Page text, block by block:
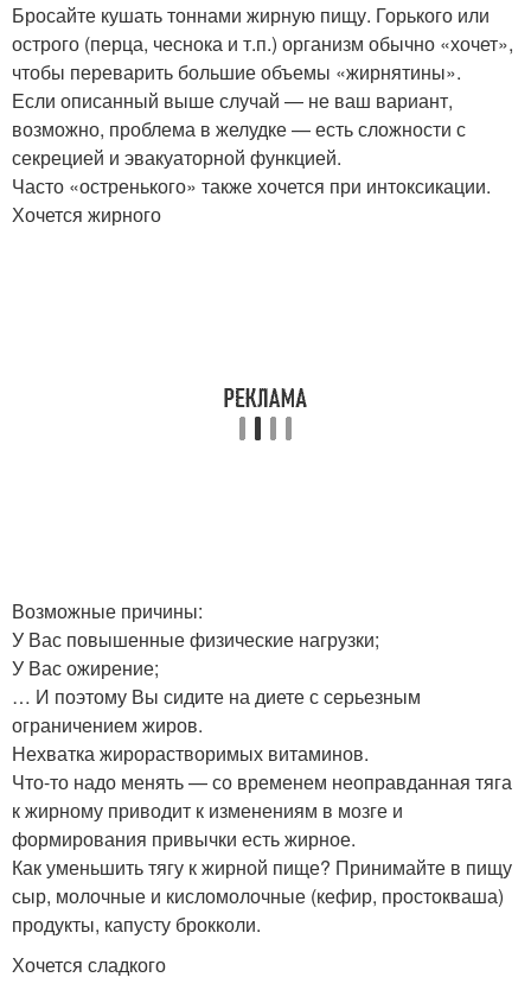
Бросайте кушать тоннами жирную пищу. Горького или
острого (перца, чеснока и т.п.) организм обычно «хочет»,
чтобы переварить большие объемы «жирнятины».
Если описанный выше случай — не ваш вариант,
возможно, проблема в желудке — есть сложности с
секрецией и эвакуаторной функцией.
Часто «остренького» также хочется при интоксикации.
Хочется жирного
Возможные причины:
У Вас повышенные физические нагрузки;
У Вас ожирение;
… И поэтому Вы сидите на диете с серьезным
ограничением жиров.
Нехватка жирорастворимых витаминов.
Что-то надо менять — со временем неоправданная тяга
к жирному приводит к изменениям в мозге и
формирования привычки есть жирное.
Как уменьшить тягу к жирной пище? Принимайте в пищу
сыр, молочные и кисломолочные (кефир, простокваша)
продукты, капусту брокколи.
Хочется сладкого